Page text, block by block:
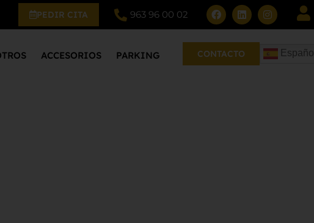
PEDIR CITA 963 96 00 02
ACCESORIOS PARKING CONTACTO